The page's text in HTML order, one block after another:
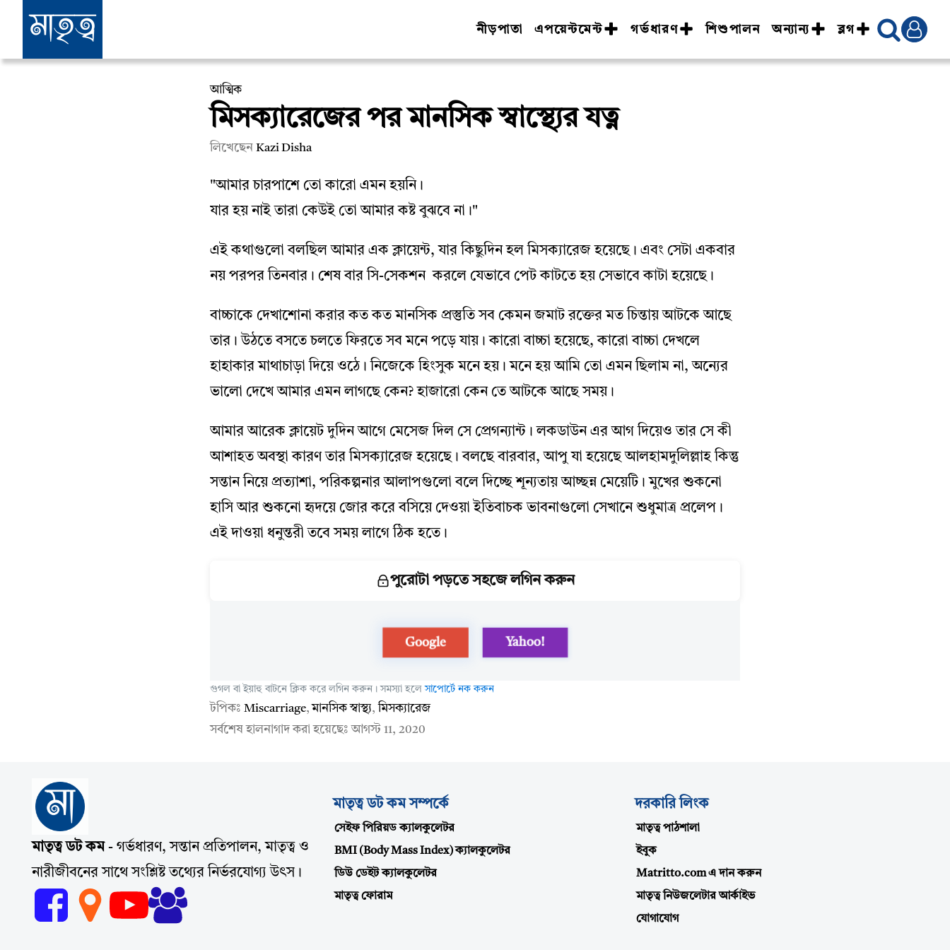
নীড়পাতা এপয়েন্টমেন্ট গর্ভধারণ শিশুপালন অন্যান্য ব্লগ
আত্মিক
মিসক্যারেজের পর মানসিক স্বাস্থ্যের যত্ন
লিখেছেন Kazi Disha
"আমার চারপাশে তো কারো এমন হয়নি।
যার হয় নাই তারা কেউই তো আমার কষ্ট বুঝবে না।"
এই কথাগুলো বলছিল আমার এক ক্লায়েন্ট, যার কিছুদিন হল মিসক্যারেজ হয়েছে। এবং সেটা একবার
নয় পরপর তিনবার। শেষ বার সি-সেকশন করলে যেভাবে পেট কাটতে হয় সেভাবে কাটা হয়েছে।
বাচ্চাকে দেখাশোনা করার কত কত মানসিক প্রস্তুতি সব কেমন জমাট রক্তের মত চিন্তায় আটকে আছে
তার। উঠতে বসতে চলতে ফিরতে সব মনে পড়ে যায়। কারো বাচ্চা হয়েছে, কারো বাচ্চা দেখলে
হাহাকার মাথাচাড়া দিয়ে ওঠে। নিজেকে হিংসুক মনে হয়। মনে হয় আমি তো এমন ছিলাম না, অন্যের
ভালো দেখে আমার এমন লাগছে কেন? হাজারো কেন তে আটকে আছে সময়।
আমার আরেক ক্লায়েট দুদিন আগে মেসেজ দিল সে প্রেগন্যান্ট। লকডাউন এর আগ দিয়েও তার সে কী
আশাহত অবস্থা কারণ তার মিসক্যারেজ হয়েছে। বলছে বারবার, আপু যা হয়েছে আলহামদুলিল্লাহ কিন্তু
সন্তান নিয়ে প্রত্যাশা, পরিকল্পনার আলাপগুলো বলে দিচ্ছে শূন্যতায় আচ্ছন্ন মেয়েটি। মুখের শুকনো
হাসি আর শুকনো হৃদয়ে জোর করে বসিয়ে দেওয়া ইতিবাচক ভাবনাগুলো সেখানে শুধুমাত্র প্রলেপ।
এই দাওয়া ধনুন্তরী তবে সময় লাগে ঠিক হতে।
পুরোটা পড়তে সহজে লগিন করুন
Google Yahoo!
গুগল বা ইয়াহু বাটনে ক্লিক করে লগিন করুন। সমস্যা হলেসাপোর্টে নক করুন
টপিকঃ Miscarriage,মানসিক স্বাস্থ্য,মিসক্যারেজ
সর্বশেষ হালনাগাদ করা হয়েছেঃআগস্ট 11, 2020
মাতৃত্ব ডট কম- গর্ভধারণ, সন্তান প্রতিপালন, মাতৃত্ব ও
নারীজীবনের সাথে সংশ্লিষ্ট তথ্যের নির্ভরযোগ্য উৎস।
মাতৃত্ব ডট কম সম্পর্কে
সেইফ পিরিয়ড ক্যালকুলেটর
BMI (Body Mass Index) ক্যালকুলেটর
ডিউ ডেইট ক্যালকুলেটর
মাতৃত্ব ফোরাম
দরকারি লিংক
মাতৃত্ব পাঠশালা
ইবুক
Matritto.com এ দান করুন
মাতৃত্ব নিউজলেটার আর্কাইভ
যোগাযোগ